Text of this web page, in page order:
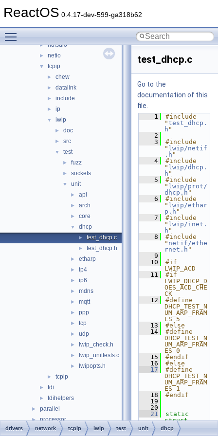
ReactOS 0.4.17-dev-599-ga318b62
► dd
► ndisuio
► netio
▼ tcpip
► chew
► datalink
► include
► ip
▼ lwip
► doc
► src
▼ test
► fuzz
► sockets
▼ unit
► api
► arch
► core
▼ dhcp
► test_dhcp.c
► test_dhcp.h
► etharp
► ip4
► ip6
► mdns
► mqtt
► ppp
► tcp
► udp
► lwip_check.h
► lwip_unittests.c
► lwipopts.h
► tcpip
► tdi
► tdihelpers
► parallel
► processor
► sac
test_dhcp.c
Go to the
documentation of this
file.
    1
#include
"test_dhcp.
h "
    2
    3
#include
" lwip/netif
.h "
    4
#include
" lwip/dhcp.
h "
    5
#include
" lwip/prot/
dhcp.h "
    6
#include
" lwip/ethar
p.h "
    7
#include
" lwip/inet.
h "
    8
#include
" netif/ethe
rnet.h "
    9
   10
#if
LWIP_ACD
   11
#if
LWIP_DHCP_D
OES_ACD_CHE
CK
   12
#define
DHCP_TEST_N
UM_ARP_FRAM
ES 5
   13
#else
   14
#define
DHCP_TEST_N
UM_ARP_FRAM
ES 0
   15
#endif
   16
#else
   17
#define
DHCP_TEST_N
UM_ARP_FRAM
ES 1
   18
#endif
   19
   20
   21
static
struct
netif
net_test
drivers network tcpip lwip test unit dhcp